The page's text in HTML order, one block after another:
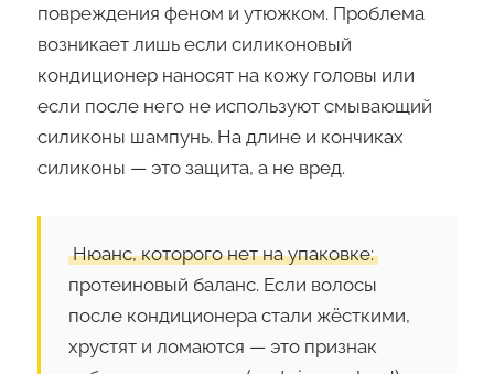
повреждения феном и утюжком. Проблема
возникает лишь если силиконовый
кондиционер наносят на кожу головы или
если после него не используют смывающий
силиконы шампунь. На длине и кончиках
силиконы — это защита, а не вред.
Нюанс, которого нет на упаковке:
протеиновый баланс. Если волосы
после кондиционера стали жёсткими,
хрустят и ломаются — это признак